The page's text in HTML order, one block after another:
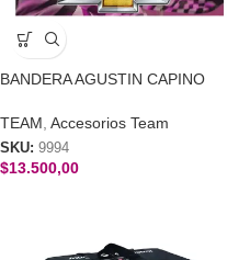
BANDERA AGUSTIN CAPINO
TEAM Accesorios Team
SKU: 9994
$13.500,00